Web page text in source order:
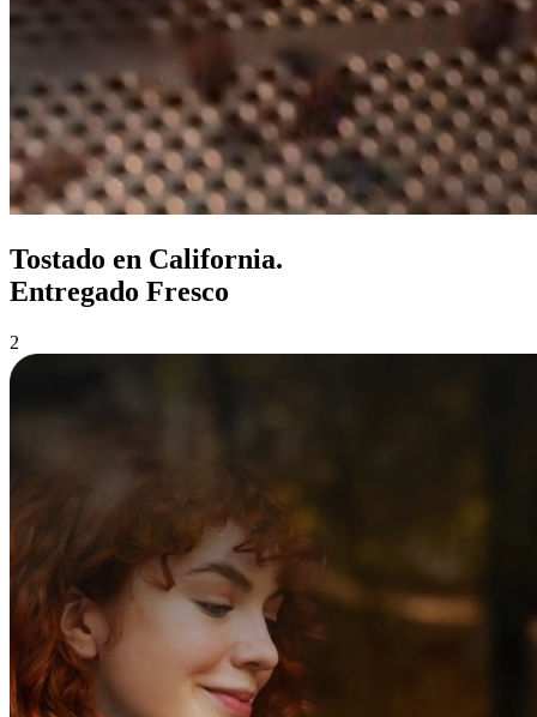
Tostado en California.
Entregado Fresco
2